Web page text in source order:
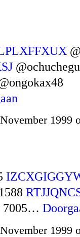
1999
7005…
1999